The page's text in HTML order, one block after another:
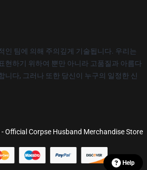
인 팀에 의해 주의깊게 기술됩니다. 우리는
현하기 위하여 뿐만 아니라 고품질과 아름다
니다, 그러나 또한 당신이 누구의 일정한 신
- Official Corpse Husband Merchandise Store
Help